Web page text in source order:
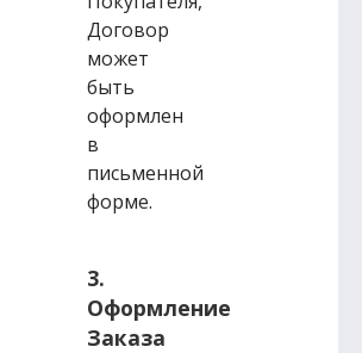
Договор
может
быть
оформлен
в
письменной
форме.
3.
Оформление
Заказа